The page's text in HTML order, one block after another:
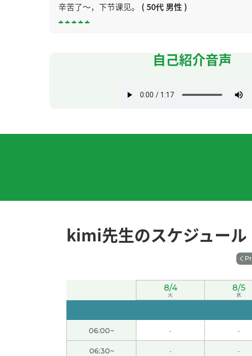
辛苦了～，下节课见。 ( 50代 男性 )
我每次先伸展运动在下水。为了避免抽筋运动前伸
辛苦了～，下节课见！( 50代 男性 )
我高中的时候最喜欢的科目就是物理学。如果那时
今天很热。阳光非常强。出门有中暑的危险。下次见
周末愉快！下节课见。 ( 50代 男性 )
能够了解“三道茶”的寓意，让我受益匪浅。下节课见
我想更加努力地学习，能够多说话。谢谢老师，下次
我属于运动后容易长肌肉的体质，一游泳上半身就
自己紹介音声
kimi先生のスケジュール
8/4
火
8/5
水
06:00~ - -
06:30~ - -